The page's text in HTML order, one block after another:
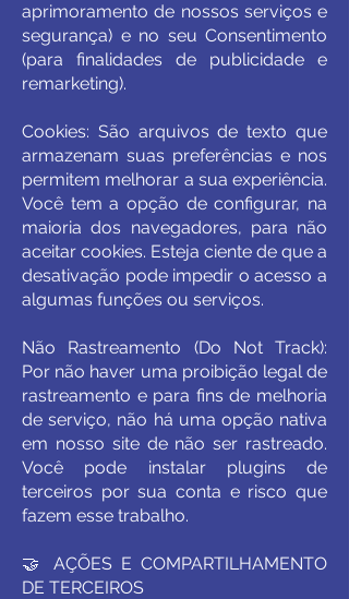
aprimoramento de nossos serviços e
segurança) e no seu Consentimento
(para finalidades de publicidade e
remarketing).
Cookies: São arquivos de texto que
armazenam suas preferências e nos
permitem melhorar a sua experiência.
Você tem a opção de configurar, na
maioria dos navegadores, para não
aceitar cookies. Esteja ciente de que a
desativação pode impedir o acesso a
algumas funções ou serviços.
Não Rastreamento (Do Not Track):
Por não haver uma proibição legal de
rastreamento e para fins de melhoria
de serviço, não há uma opção nativa
em nosso site de não ser rastreado.
Você pode instalar plugins de
terceiros por sua conta e risco que
fazem esse trabalho.
🤝 AÇÕES E COMPARTILHAMENTO
DE TERCEIROS